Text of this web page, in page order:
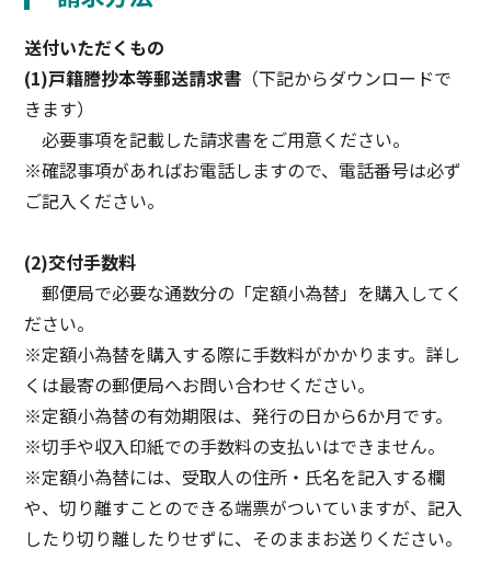
送付いただくもの
(1)戸籍謄抄本等郵送請求書 （下記からダウンロードで
きます）
必要事項を記載した請求書をご用意ください。
※確認事項があればお電話しますので、電話番号は必ず
ご記入ください。
(2)交付手数料
郵便局で必要な通数分の「定額小為替」を購入してく
ださい。
※定額小為替を購入する際に手数料がかかります。詳し
くは最寄の郵便局へお問い合わせください。
※定額小為替の有効期限は、発行の日から6か月です。
※切手や収入印紙での手数料の支払いはできません。
※定額小為替には、受取人の住所・氏名を記入する欄
や、切り離すことのできる端票がついていますが、記入
したり切り離したりせずに、そのままお送りください。